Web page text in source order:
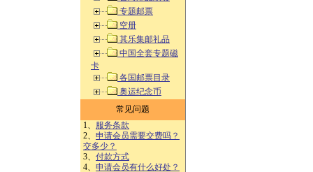
专题邮票
空册
其乐集邮礼品
中国全套专题磁
卡
各国邮票目录
奥运纪念币
常见问题
1、 服务条款
2、 申请会员需要交费吗？
交多少？
3、 付款方式
4、 申请会员有什么好处？